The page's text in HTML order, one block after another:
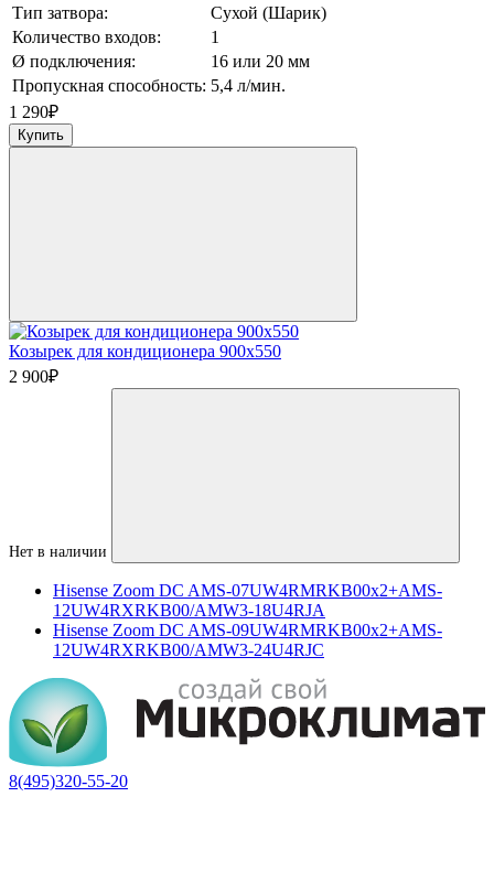
Тип затвора:
Сухой (Шарик)
Количество входов:
1
Ø подключения:
16 или 20 мм
Пропускная способность: 5,4 л/мин.
1 290₽
Купить
Козырек для кондиционера 900х550
2 900₽
Нет в наличии
Hisense Zoom DC AMS-07UW4RMRKB00х2+AMS-
12UW4RXRKB00/AMW3-18U4RJA
Hisense Zoom DC AMS-09UW4RMRKB00х2+AMS-
12UW4RXRKB00/AMW3-24U4RJC
8(495)320-55-20